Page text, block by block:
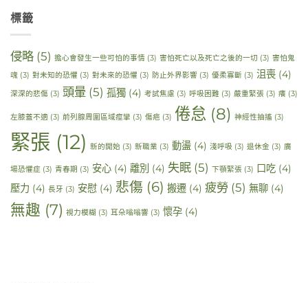
標籤
侵略 (5) 擔心會發生一些可怕的事情 (3) 害怕死亡以及死亡之後的一切 (3) 害怕鬼
魂 (3) 對未知的恐懼 (3) 對未來的恐懼 (3) 防止外界影響 (3) 優柔寡斷 (3) 沮喪 (4)
深深的悲傷 (3) 頭暈 (5) 孤獨 (4) 考試焦慮 (3) 呼吸困難 (3) 嚴重緊張 (3) 癢 (3)
左膝蓋不適 (3) 前列腺周圍區域痙攣 (3) 傷疤 (3) 倦怠 (8) 神經性抽搐 (3)
緊張 (12) 新的開始 (3) 新職業 (3) 動盪 (4) 淺呼吸 (3) 退休金 (3) 廣
場恐懼症 (3) 青春期 (3) 安心 (4) 離別 (4) 失眠 (5) 下顎緊張 (3) 口吃 (4)
壓力 (4) 長牙 (3) 安慰 (4) 悲傷 (6) 搬遷 (4) 疲勞 (5) 無聊 (4)
無趣 (7) 視力模糊 (3) 耳朵嗡嗡響 (3) 懷孕 (4)